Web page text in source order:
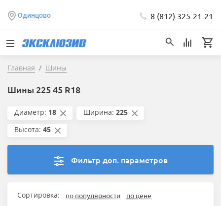
Одинцово 8 (812) 325-21-21
Главная Шины
Шины 225 45 R18
Диаметр: 18 Ширина: 225
Высота: 45
Фильтр доп. параметров
Сортировка: по популярности по цене